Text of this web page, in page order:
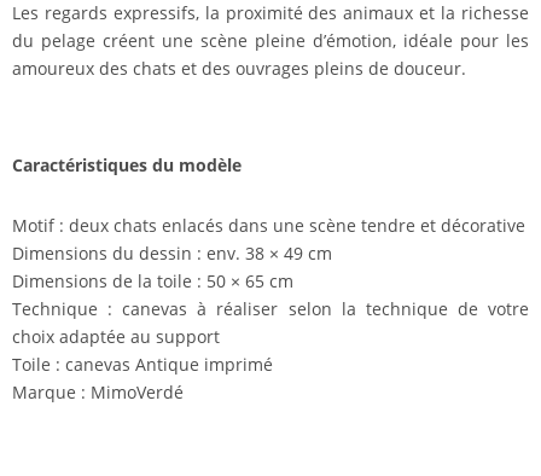
Les regards expressifs, la proximité des animaux et la richesse
du pelage créent une scène pleine d’émotion, idéale pour les
amoureux des chats et des ouvrages pleins de douceur.
Caractéristiques du modèle
Motif : deux chats enlacés dans une scène tendre et décorative
Dimensions du dessin : env. 38 × 49 cm
Dimensions de la toile : 50 × 65 cm
Technique : canevas à réaliser selon la technique de votre
choix adaptée au support
Toile : canevas Antique imprimé
Marque : MimoVerdé